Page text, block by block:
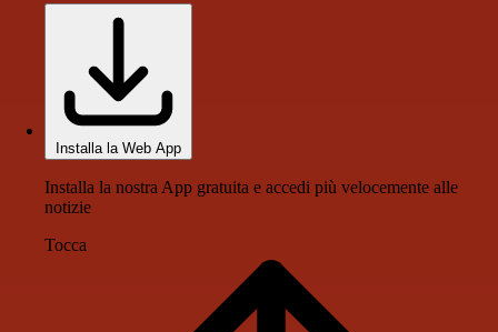
Installa la Web App
Installa la nostra App gratuita e accedi più velocemente alle
notizie
Tocca